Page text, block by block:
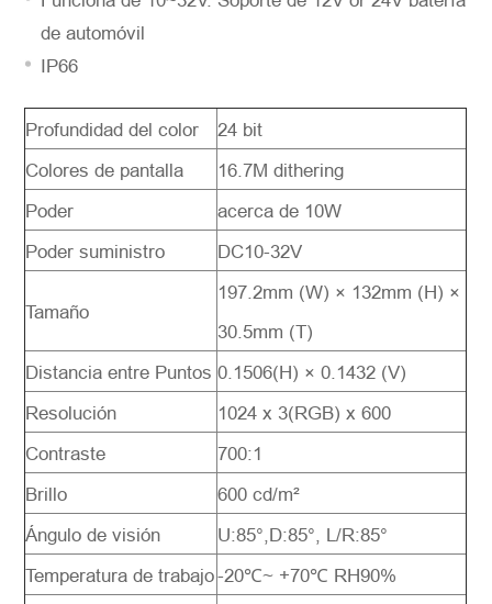
de automóvil
IP66
Profundidad del color
24 bit
Colores de pantalla
16.7M dithering
Poder
acerca de 10W
Poder suministro
DC10-32V
Tamaño
197.2mm (W) × 132mm (H) ×
30.5mm (T)
Distancia entre Puntos 0.1506(H) × 0.1432 (V)
Resolución
1024 x 3(RGB) x 600
Contraste
700:1
Brillo
600 cd/m²
Ángulo de visión
U:85°,D:85°, L/R:85°
Temperatura de trabajo-20℃~ +70℃ RH90%